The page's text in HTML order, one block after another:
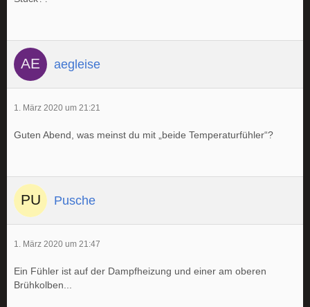
aegleise
1. März 2020 um 21:21
Guten Abend, was meinst du mit „beide Temperaturfühler“?
Pusche
1. März 2020 um 21:47
Ein Fühler ist auf der Dampfheizung und einer am oberen
Brühkolben...